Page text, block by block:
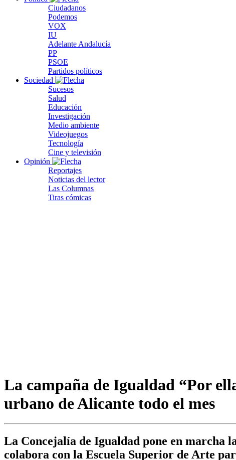
Ciudadanos
Podemos
VOX
IU
Adelante Andalucía
PP
PSOE
Partidos políticos
Sociedad
Sucesos
Salud
Educación
Investigación
Medio ambiente
Videojuegos
Tecnología
Cine y televisión
Opinión
Reportajes
Noticias del lector
Las Columnas
Tiras cómicas
La campaña de Igualdad “Por
urbano de Alicante todo el mes
La Concejalía de Igualdad pone en
colabora con la Escuela Superior de Arte